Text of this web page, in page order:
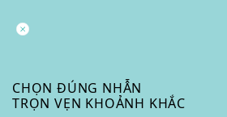
CHỌN ĐÚNG NHẪN
TRỌN VẸN KHOẢNH KHẮC